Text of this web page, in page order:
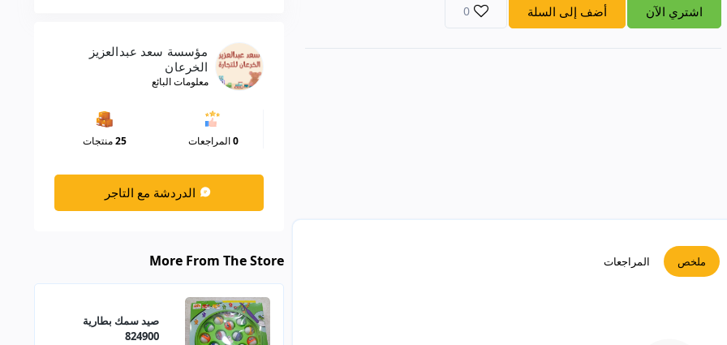
اشتري الآن أضف إلى السلة 0
ملخص المراجعات
مؤسسة سعد عبدالعزيز
الخرعان
معلومات البائع
0المراجعات 25منتجات
الدردشة مع التاجر
More From The Store
صيد سمك بطارية
824900